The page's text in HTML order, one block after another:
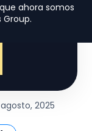
ahora somos
2025